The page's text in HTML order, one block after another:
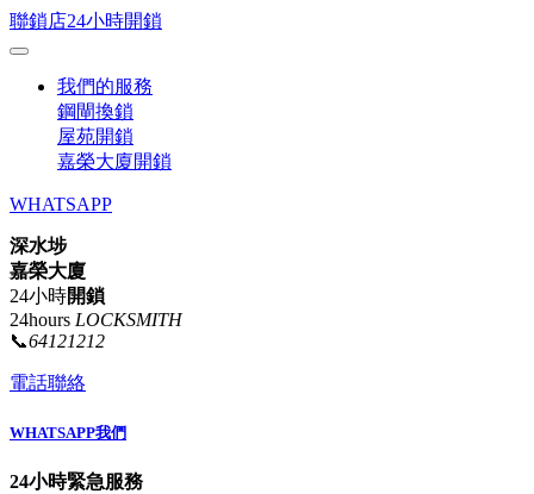
聯鎖店24小時開鎖
我們的服務
鋼閘換鎖
屋苑開鎖
嘉榮大廈開鎖
WHATSAPP
深水埗
嘉榮大廈
24小時開鎖
24hours LOCKSMITH
📞64121212
電話聯絡
WHATSAPP我們
24小時緊急服務